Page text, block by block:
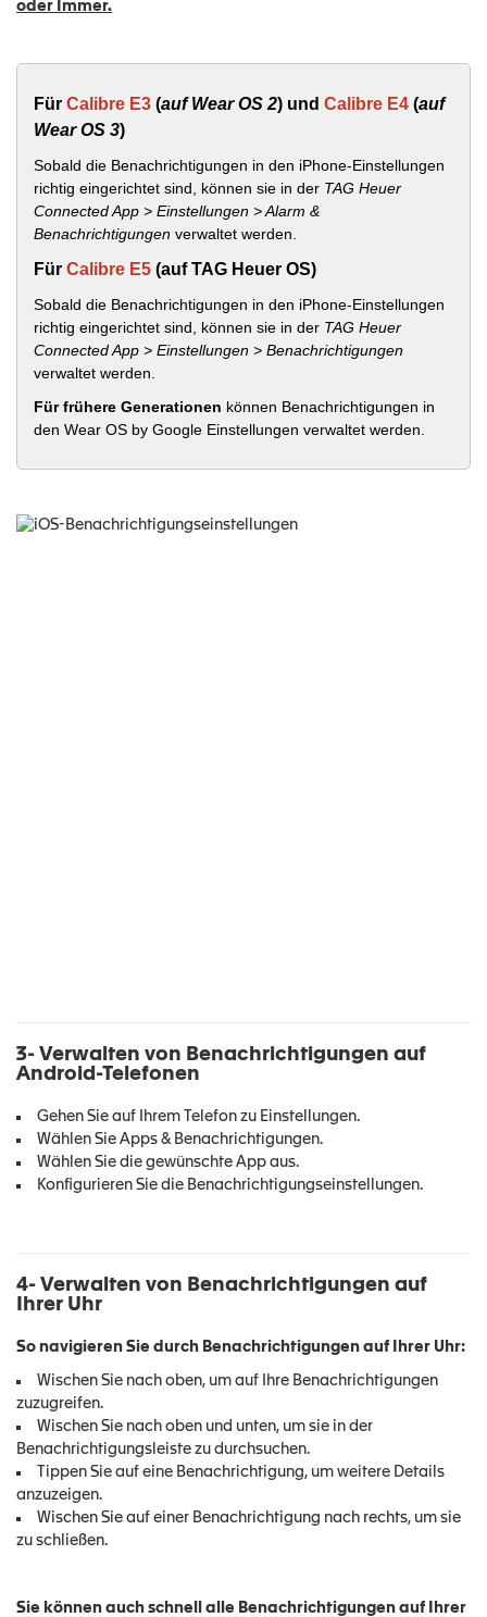
oder Immer.
Für Calibre E3 (auf Wear OS 2) und Calibre E4 (auf
Wear OS 3)
Sobald die Benachrichtigungen in den iPhone-Einstellungen
richtig eingerichtet sind, können sie in der TAG Heuer
Connected App > Einstellungen > Alarm &
Benachrichtigungen verwaltet werden.
Für Calibre E5 (auf TAG Heuer OS)
Sobald die Benachrichtigungen in den iPhone-Einstellungen
richtig eingerichtet sind, können sie in der TAG Heuer
Connected App > Einstellungen > Benachrichtigungen
verwaltet werden.
Für frühere Generationen können Benachrichtigungen in
den Wear OS by Google Einstellungen verwaltet werden.
3- Verwalten von Benachrichtigungen auf
Android-Telefonen
Gehen Sie auf Ihrem Telefon zu Einstellungen.
Wählen Sie Apps & Benachrichtigungen.
Wählen Sie die gewünschte App aus.
Konfigurieren Sie die Benachrichtigungseinstellungen.
4- Verwalten von Benachrichtigungen auf
Ihrer Uhr
So navigieren Sie durch Benachrichtigungen auf Ihrer Uhr:
Wischen Sie nach oben, um auf Ihre Benachrichtigungen
zuzugreifen.
Wischen Sie nach oben und unten, um sie in der
Benachrichtigungsleiste zu durchsuchen.
Tippen Sie auf eine Benachrichtigung, um weitere Details
anzuzeigen.
Wischen Sie auf einer Benachrichtigung nach rechts, um sie
zu schließen.
Sie können auch schnell alle Benachrichtigungen auf Ihrer